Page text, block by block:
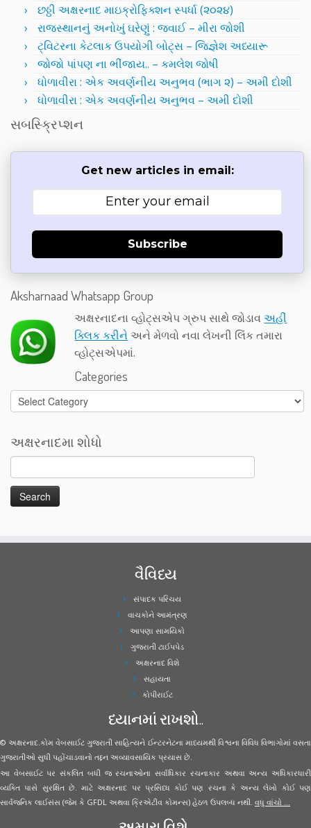
છઠ્ઠી અક્ષરનાદ માઇક્રોફિક્શન સ્પર્ધા (૨૦૨૪)
રાજસ્થાનનું અનોખું ઘરેણું : જવાઈ – મીરા જોશી
ટ્વિટરના કેટલાક ઉપયોગી બોટ્સ – જિજ્ઞેશ અધ્યારૂ
જોજો પાંપણ ના ભીંજાય.. – કમલેશ જોષી
ધોળાવીરા : એક અવર્ણનીય અનુભવ (ભાગ ૨) – અમી દોશી
ધોળાવીરા : એક અવર્ણનીય અનુભવ – અમી દોશી
સબસ્ક્રિપ્શન
Get new articles in email:
Subscribe
Aksharnaad Whatsapp Group
અક્ષરનાદના વ્હોટ્સએપ ગ્રુપ સાથે જોડાવઅહીં
ક્લિક કરીને અને મેળવો નવા લેખની લિંક તમારા
વ્હોટ્સએપમાં.
Categories
Categories
અક્ષરનાદમા શોધો
વૈવિધ્ય
સંપાદક પરિચય
વાચકોને આમંત્રણ
આપણા સામયિકો
ગુજરાતી ટાઈપપેડ
અક્ષરનાદ વિશે
સહાયતા
કોપીરાઈટ
ધ્યાનમાં રાખશો..
© અક્ષરનાદ.કોમ વેબસાઈટ ગુજરાતી સાહિત્યને ઈન્ટરનેટના માધ્યમથી વિશ્વના વિવિધ વિભાગોમાં વસતા
ગુજરાતીઓ સુધી પહોંચાડવાનો તદ્દન અવ્યાવસાયિક પ્રયાસ છે.
આ વેબસાઈટ પર સંકલિત બધી જ રચનાઓના સર્વાધિકાર રચનાકાર અથવા અન્ય અધિકારધારી
વ્યક્તિ પાસે સુરક્ષિત છે. માટે અક્ષરનાદ પર પ્રસિધ્ધ કોઈ પણ રચના કે અન્ય લેખો કોઈ પણ
સાર્વજનિક લાઈસંસ (જેમ કે GFDL અથવા ક્રિએટીવ કોમન્સ) હેઠળ ઉપલબ્ધ નથી. વધુ વાંચો ...